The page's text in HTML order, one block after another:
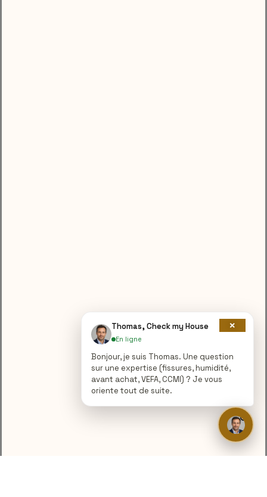
×
Thomas, Check my House
En ligne
Bonjour, je suis Thomas. Une question
sur une expertise (fissures, humidité,
avant achat, VEFA, CCMI) ? Je vous
oriente tout de suite.